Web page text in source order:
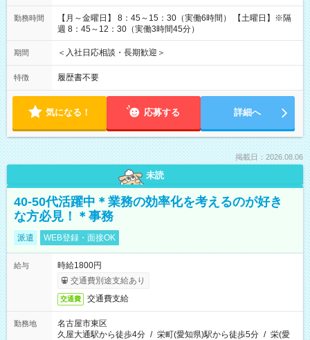
勤務時間
【月～金曜日】 8：45～15：30（実働6時間） 【土曜日】※隔
週 8：45～12：30（実働3時間45分）
期間 ＜入社日応相談・長期歓迎＞
特徴 履歴書不要
気になる！ 応募する 詳細へ
掲載日：2026.08.06
未読
40-50代活躍中＊業務の効率化を考えるのが好き
な方必見！＊事務
派遣 WEB登録・面接OK
給与
時給1800円
交通費別途支給あり
交通費 交通費支給
勤務地
名古屋市東区
久屋大通駅から徒歩4分 / 栄町(愛知県)駅から徒歩5分 / 栄(愛